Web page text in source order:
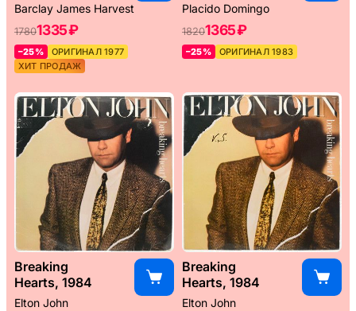
Barclay James Harvest
17801335 ₽
–25%
ОРИГИНАЛ 1977
ХИТ ПРОДАЖ
Placido Domingo
18201365 ₽
–25% ОРИГИНАЛ 1983
Breaking
Hearts, 1984
Elton John
Breaking
Hearts, 1984
Elton John